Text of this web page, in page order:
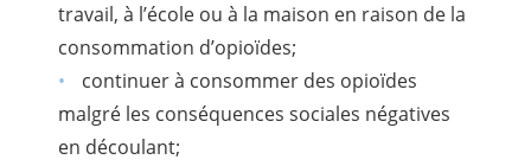
travail, à l’école ou à la maison en raison de la
consommation d’opioïdes;
continuer à consommer des opioïdes
malgré les conséquences sociales négatives
en découlant;